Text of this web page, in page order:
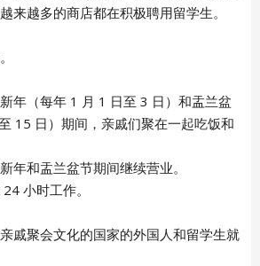
来越多的商店都在积极聘用留学生。
年（每年 1 月 1 日至 3 日）和盂兰盆
15 日）期间，亲戚们聚在一起吃饭和
年和盂兰盆节期间继续营业。
小时工作。
戚聚会文化的国家的外国人和留学生就